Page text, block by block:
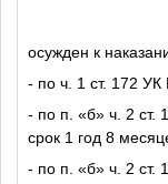
осужден к
- по ч. 1 ст. 172
- по п. «б» ч. 2
срок 1 год 8
- по п. «б» ч. 2